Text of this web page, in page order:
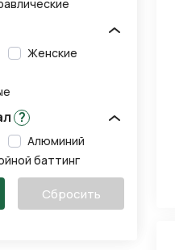
Женские
?
Алюминий
баттинг